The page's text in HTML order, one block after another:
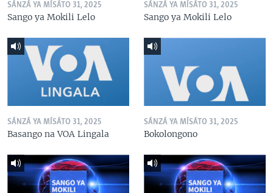
SÁNZÁ YA MÍSÁTO 31, 2025
Sango ya Mokili Lelo
SÁNZÁ YA MÍSÁTO 31, 2025
Sango ya Mokili Lelo
SÁNZÁ YA MÍSÁTO 31, 2025
Basango na VOA Lingala
SÁNZÁ YA MÍSÁTO 31, 2025
Bokolongono